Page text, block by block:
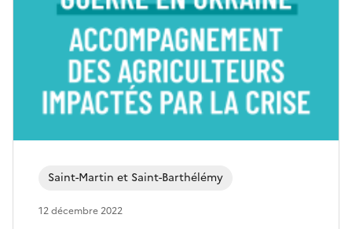
Saint-Martin et Saint-Barthélémy
12 décembre 2022